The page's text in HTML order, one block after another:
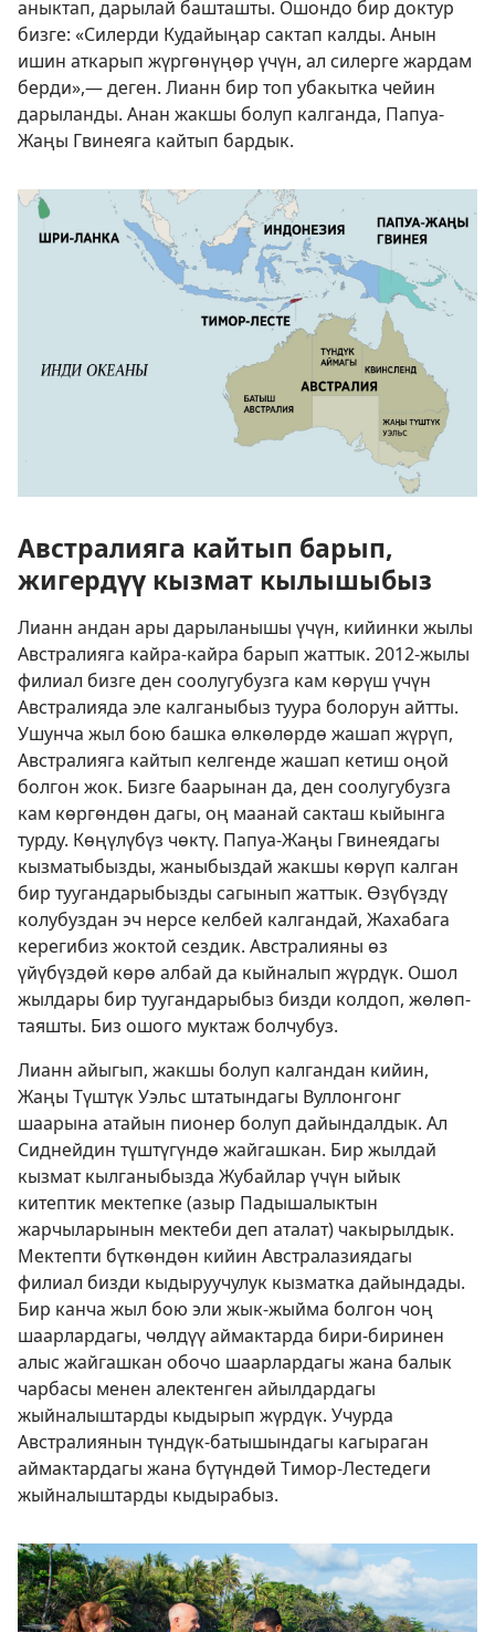
аныктап, дарылай башташты. Ошондо бир доктур
бизге: «Силерди Кудайыңар сактап калды. Анын
ишин аткарып жүргөнүңөр үчүн, ал силерге жардам
берди»,— деген. Лианн бир топ убакытка чейин
дарыланды. Анан жакшы болуп калганда, Папуа-
Жаңы Гвинеяга кайтып бардык.
Австралияга кайтып барып,
жигердүү кызмат кылышыбыз
Лианн андан ары дарыланышы үчүн, кийинки жылы
Австралияга кайра-кайра барып жаттык. 2012-жылы
филиал бизге ден соолугубузга кам көрүш үчүн
Австралияда эле калганыбыз туура болорун айтты.
Ушунча жыл бою башка өлкөлөрдө жашап жүрүп,
Австралияга кайтып келгенде жашап кетиш оңой
болгон жок. Бизге баарынан да, ден соолугубузга
кам көргөндөн дагы, оң маанай сакташ кыйынга
турду. Көңүлүбүз чөктү. Папуа-Жаңы Гвинеядагы
кызматыбызды, жаныбыздай жакшы көрүп калган
бир туугандарыбызды сагынып жаттык. Өзүбүздү
колубуздан эч нерсе келбей калгандай, Жахабага
керегибиз жоктой сездик. Австралияны өз
үйүбүздөй көрө албай да кыйналып жүрдүк. Ошол
жылдары бир туугандарыбыз бизди колдоп, жөлөп-
таяшты. Биз ошого муктаж болчубуз.
Лианн айыгып, жакшы болуп калгандан кийин,
Жаңы Түштүк Уэльс штатындагы Вуллонгонг
шаарына атайын пионер болуп дайындалдык. Ал
Сиднейдин түштүгүндө жайгашкан. Бир жылдай
кызмат кылганыбызда Жубайлар үчүн ыйык
китептик мектепке (азыр Падышалыктын
жарчыларынын мектеби деп аталат) чакырылдык.
Мектепти бүткөндөн кийин Австралазиядагы
филиал бизди кыдыруучулук кызматка дайындады.
Бир канча жыл бою эли жык-жыйма болгон чоң
шаарлардагы, чөлдүү аймактарда бири-биринен
алыс жайгашкан обочо шаарлардагы жана балык
чарбасы менен алектенген айылдардагы
жыйналыштарды кыдырып жүрдүк. Учурда
Австралиянын түндүк-батышындагы кагыраган
аймактардагы жана бүтүндөй Тимор-Лестедеги
жыйналыштарды кыдырабыз.